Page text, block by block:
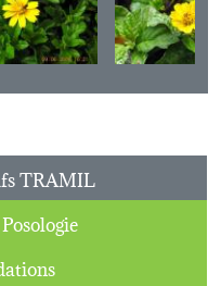
TRAMIL